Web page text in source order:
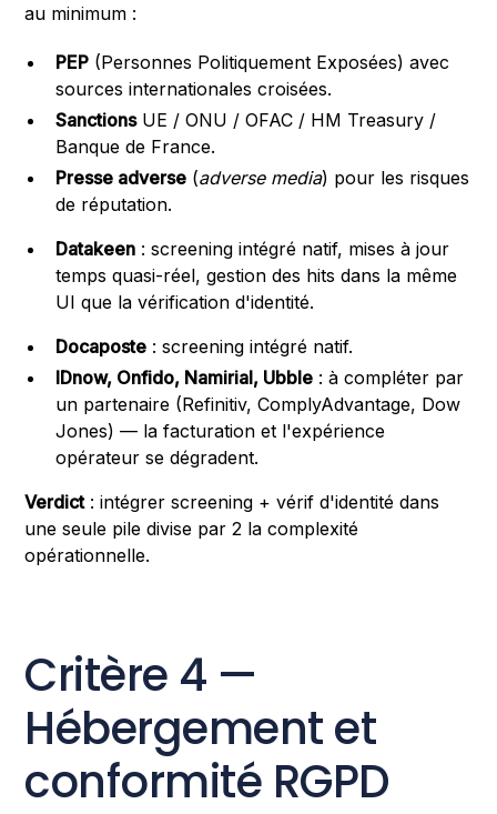
au minimum :
PEP (Personnes Politiquement Exposées) avec
sources internationales croisées.
SanctionsUE / ONU / OFAC / HM Treasury /
Banque de France.
Presse adverse (adverse media) pour les risques
de réputation.
Datakeen : screening intégré natif, mises à jour
temps quasi-réel, gestion des hits dans la même
UI que la vérification d'identité.
Docaposte : screening intégré natif.
IDnow, Onfido, Namirial, Ubble : à compléter par
un partenaire (Refinitiv, ComplyAdvantage, Dow
Jones) — la facturation et l'expérience
opérateur se dégradent.
Verdict: intégrer screening + vérif d'identité dans
une seule pile divise par 2 la complexité
opérationnelle.
Critère 4 —
Hébergement et
conformité RGPD